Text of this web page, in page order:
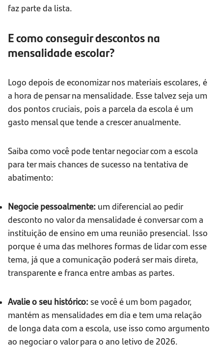
faz parte da lista.
E como conseguir descontos na
mensalidade escolar?
Logo depois de economizar nos materiais escolares, é
a hora de pensar na mensalidade. Esse talvez seja um
dos pontos cruciais, pois a parcela da escola é um
gasto mensal que tende a crescer anualmente.
Saiba como você pode tentar negociar com a escola
para ter mais chances de sucesso na tentativa de
abatimento:
Negocie pessoalmente: um diferencial ao pedir
desconto no valor da mensalidade é conversar com a
instituição de ensino em uma reunião presencial. Isso
porque é uma das melhores formas de lidar com esse
tema, já que a comunicação poderá ser mais direta,
transparente e franca entre ambas as partes.
Avalie o seu histórico: se você é um bom pagador,
mantém as mensalidades em dia e tem uma relação
de longa data com a escola, use isso como argumento
ao negociar o valor para o ano letivo de 2026.